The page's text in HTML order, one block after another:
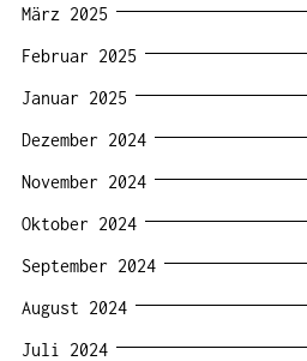
März 2025
Februar 2025
Januar 2025
Dezember 2024
November 2024
Oktober 2024
September 2024
August 2024
Juli 2024